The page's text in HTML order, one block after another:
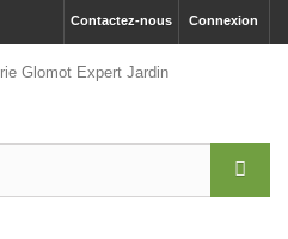
Connexion
Contactez-nous